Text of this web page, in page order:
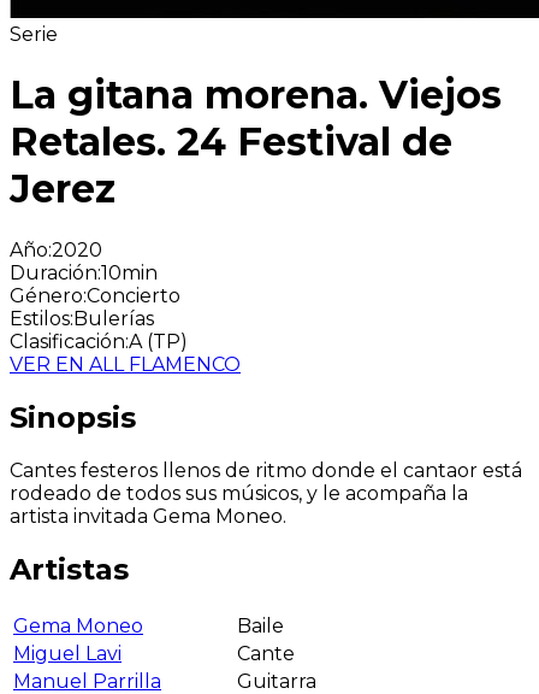
Serie
La gitana morena. Viejos
Retales. 24 Festival de
Jerez
Año:2020
Duración:10min
Género:Concierto
Estilos:Bulerías
Clasificación:A (TP)
VER EN ALL FLAMENCO
Sinopsis
Cantes festeros llenos de ritmo donde el cantaor está
rodeado de todos sus músicos, y le acompaña la
artista invitada Gema Moneo.
Artistas
Gema Moneo
Baile
Miguel Lavi
Cante
Manuel Parrilla
Guitarra